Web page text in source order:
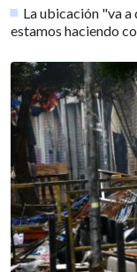
La ubicación "va a
estamos haciendo